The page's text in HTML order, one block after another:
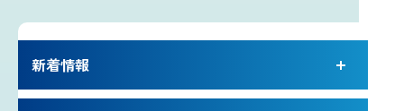
雷プロジェクト
気象測器設置プロジェクト
新着情報